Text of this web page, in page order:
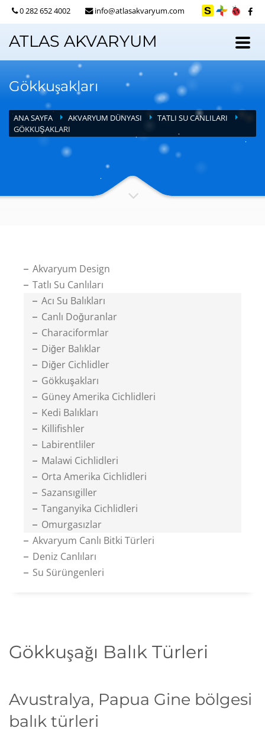
0 282 652 4002 info@atlasakvaryum.com
ATLAS AKVARYUM
Gökkuşakları
ANA SAYFA AKVARYUM DÜNYASI
TATLI SU CANLILARI
GÖKKUŞAKLARI
Akvaryum Design
Tatlı Su Canlıları
Acı Su Balıkları
Canlı Doğuranlar
Characiformlar
Diğer Balıklar
Diğer Cichlidler
Gökkuşakları
Güney Amerika Cichlidleri
Kedi Balıkları
Killifishler
Labirentliler
Malawi Cichlidleri
Orta Amerika Cichlidleri
Sazansıgiller
Tanganyika Cichlidleri
Omurgasızlar
Akvaryum Canlı Bitki Türleri
Deniz Canlıları
Su Sürüngenleri
Gökkuşağı Balık Türleri
Avustralya, Papua Gine bölgesi
balık türleri